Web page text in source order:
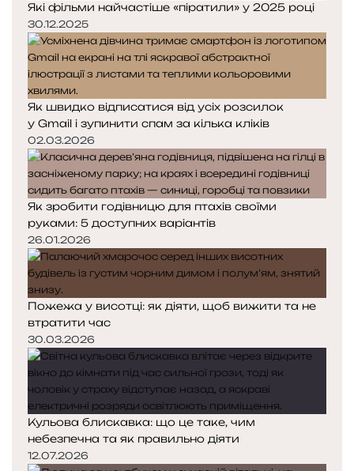
Які фільми найчастіше «піратили» у 2025 році
30.12.2025
Як швидко відписатися від усіх розсилок
у Gmail і зупинити спам за кілька кліків
02.03.2026
Як зробити годівницю для птахів своїми
руками: 5 доступних варіантів
26.01.2026
Пожежа у висотці: як діяти, щоб вижити та не
втратити час
30.03.2026
Кульова блискавка: що це таке, чим
небезпечна та як правильно діяти
12.07.2026